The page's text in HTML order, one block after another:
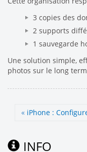
3 copies des
2 supports
1 sauvegarde
Une solution simple,
photos sur le long
« iPhone :
INFO